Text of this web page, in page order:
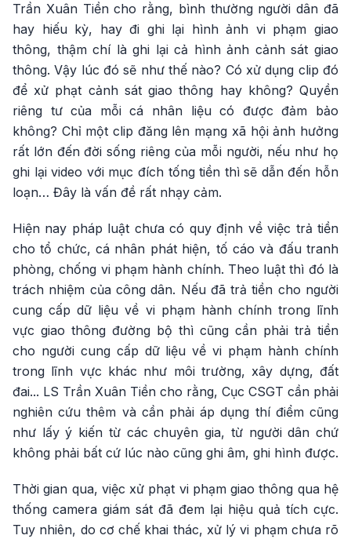
Trần Xuân Tiền cho rằng, bình thường người dân đã
hay hiếu kỳ, hay đi ghi lại hình ảnh vi phạm giao
thông, thậm chí là ghi lại cả hình ảnh cảnh sát giao
thông. Vậy lúc đó sẽ như thế nào? Có xử dụng clip đó
để xử phạt cảnh sát giao thông hay không? Quyền
riêng tư của mỗi cá nhân liệu có được đảm bảo
không? Chỉ một clip đăng lên mạng xã hội ảnh hưởng
rất lớn đến đời sống riêng của mỗi người, nếu như họ
ghi lại video với mục đích tống tiền thì sẽ dẫn đến hỗn
loạn… Đây là vấn đề rất nhạy cảm.
Hiện nay pháp luật chưa có quy định về việc trả tiền
cho tổ chức, cá nhân phát hiện, tố cáo và đấu tranh
phòng, chống vi phạm hành chính. Theo luật thì đó là
trách nhiệm của công dân. Nếu đã trả tiền cho người
cung cấp dữ liệu về vi phạm hành chính trong lĩnh
vực giao thông đường bộ thì cũng cần phải trả tiền
cho người cung cấp dữ liệu về vi phạm hành chính
trong lĩnh vực khác như môi trường, xây dựng, đất
đai... LS Trần Xuân Tiền cho rằng, Cục CSGT cần phải
nghiên cứu thêm và cần phải áp dụng thí điểm cũng
như lấy ý kiến từ các chuyên gia, từ người dân chứ
không phải bất cứ lúc nào cũng ghi âm, ghi hình được.
Thời gian qua, việc xử phạt vi phạm giao thông qua hệ
thống camera giám sát đã đem lại hiệu quả tích cực.
Tuy nhiên, do cơ chế khai thác, xử lý vi phạm chưa rõ